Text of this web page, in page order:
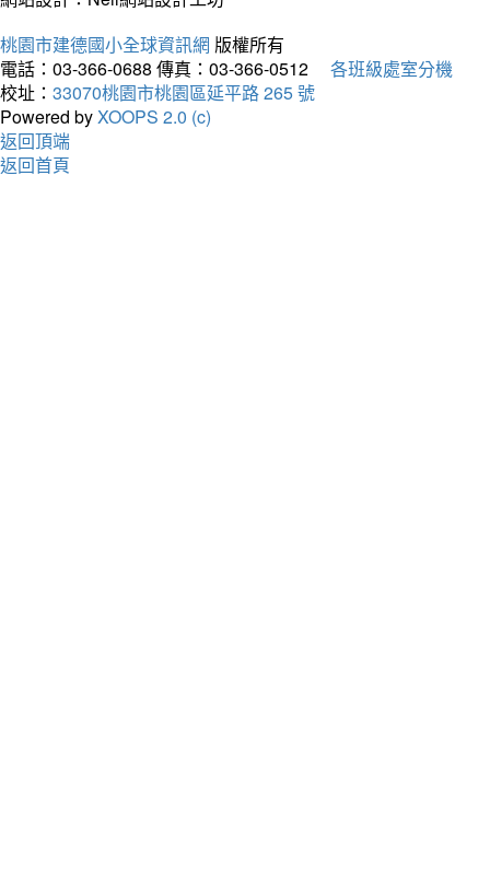
桃園市建德國小全球資訊網 版權所有
電話：03-366-0688 傳真：03-366-0512
各班級處室分機
校址： 33070桃園市桃園區延平路 265 號
Powered byXOOPS 2.0 (c)
返回頂端
返回首頁